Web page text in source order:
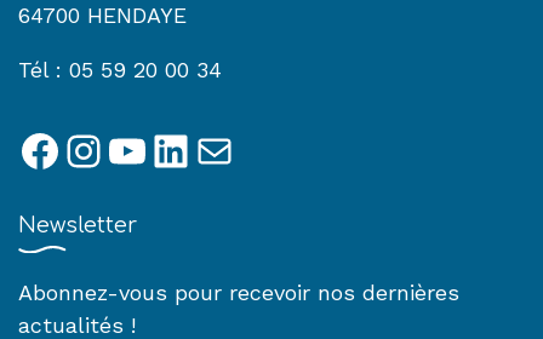
64700 HENDAYE
Tél : 05 59 20 00 34
Facebook
Instagram
YouTube
LinkedIn
E-mail
Newsletter
Abonnez-vous pour recevoir nos dernières
actualités !